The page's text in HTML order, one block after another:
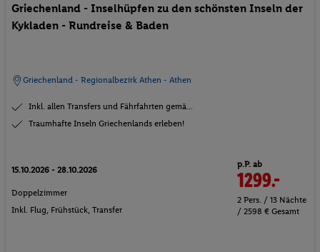
Griechenland - Inselhüpfen zu den schönsten Inseln der
Kykladen - Rundreise & Baden
Griechenland - Regionalbezirk Athen - Athen
Inkl. allen Transfers und Fährfahrten gemä...
Traumhafte Inseln Griechenlands erleben!
15.10.2026 - 28.10.2026
Doppelzimmer
Inkl. Flug, Frühstück , Transfer
p.P. ab
1299.-
2 Pers. / 13 Nächte
/ 2598 € Gesamt